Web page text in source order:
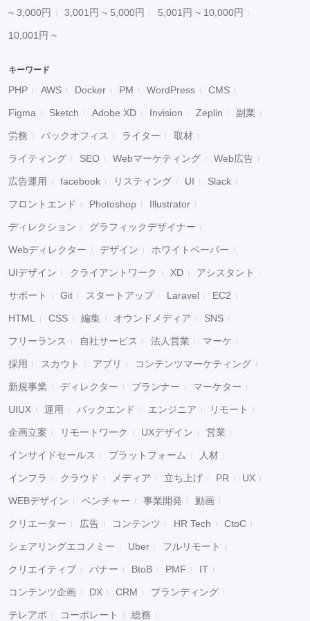
~ 3,000円 3,001円 ~ 5,000円 5,001円 ~ 10,000円
10,001円 ~
キーワード
PHP AWS Docker PM WordPress CMS
Figma Sketch Adobe XD Invision Zeplin 副業
労務 バックオフィス ライター 取材
ライティング SEO Webマーケティング Web広告
広告運用 facebook リスティング UI Slack
フロントエンド Photoshop Illustrator
ディレクション グラフィックデザイナー
Webディレクター デザイン ホワイトペーパー
UIデザイン クライアントワーク XD アシスタント
サポート Git スタートアップ Laravel EC2
HTML CSS 編集 オウンドメディア SNS
フリーランス 自社サービス 法人営業 マーケ
採用 スカウト アプリ コンテンツマーケティング
新規事業 ディレクター プランナー マーケター
UIUX 運用 バックエンド エンジニア リモート
企画立案 リモートワーク UXデザイン 営業
インサイドセールス プラットフォーム 人材
インフラ クラウド メディア 立ち上げ PR UX
WEBデザイン ベンチャー 事業開発 動画
クリエーター 広告 コンテンツ HR Tech CtoC
シェアリングエコノミー Uber フルリモート
クリエイティブ バナー BtoB PMF IT
コンテンツ企画 DX CRM ブランディング
テレアポ コーポレート 総務